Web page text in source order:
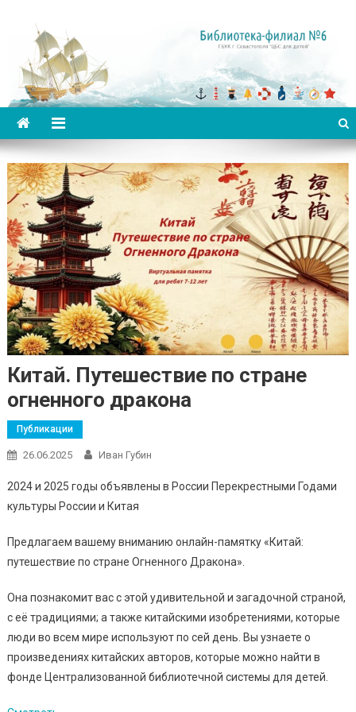
Библиотека-филиал №6 для
детей
Китай. Путешествие по стране
огненного дракона
Публикации
26.06.2025 Иван Губин
2024 и 2025 годы объявлены в России Перекрестными Годами
культуры России и Китая
Предлагаем вашему вниманию онлайн-памятку «Китай:
путешествие по стране Огненного Дракона».
Она познакомит вас с этой удивительной и загадочной страной,
с её традициями; а также китайскими изобретениями, которые
люди во всем мире используют по сей день. Вы узнаете о
произведениях китайских авторов, которые можно найти в
фонде Централизованной библиотечной системы для детей.